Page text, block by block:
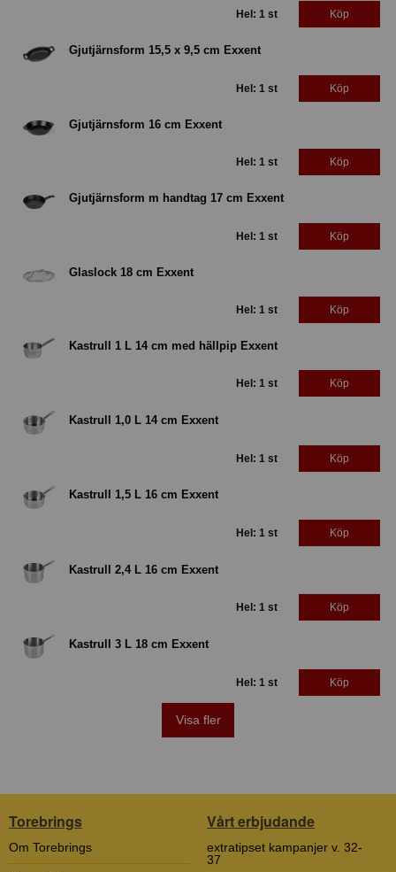
Hel: 1 st Köp
Gjutjärnsform 15,5 x 9,5 cm Exxent
Hel: 1 st Köp
Gjutjärnsform 16 cm Exxent
Hel: 1 st Köp
Gjutjärnsform m handtag 17 cm Exxent
Hel: 1 st Köp
Glaslock 18 cm Exxent
Hel: 1 st Köp
Kastrull 1 L 14 cm med hällpip Exxent
Hel: 1 st Köp
Kastrull 1,0 L 14 cm Exxent
Hel: 1 st Köp
Kastrull 1,5 L 16 cm Exxent
Hel: 1 st Köp
Kastrull 2,4 L 16 cm Exxent
Hel: 1 st Köp
Kastrull 3 L 18 cm Exxent
Hel: 1 st Köp
Visa fler
Torebrings
Om Torebrings
Vårt erbjudande
extratipset kampanjer v. 32-
37